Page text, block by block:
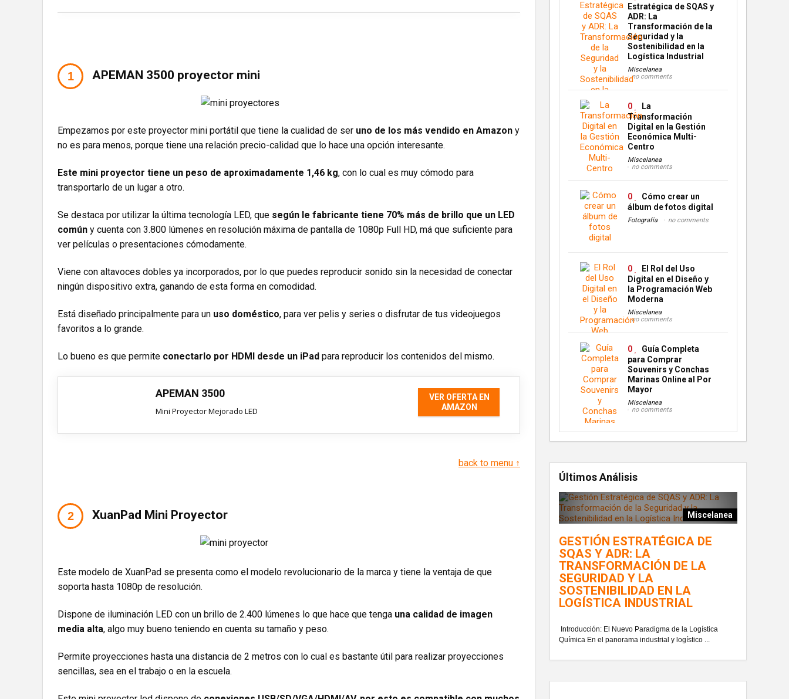
APEMAN 3500 proyector mini
Empezamos por este proyector mini portátil que tiene la cualidad de ser uno de los más vendido en Amazon y
no es para menos, porque tiene una relación precio-calidad que lo hace una opción interesante.
Este mini proyector tiene un peso de aproximadamente 1,46 kg, con lo cual es muy cómodo para
transportarlo de un lugar a otro.
Se destaca por utilizar la última tecnología LED, que según le fabricante tiene 70% más de brillo que un LED
común y cuenta con 3.800 lúmenes en resolución máxima de pantalla de 1080p Full HD, má que suficiente para
ver películas o presentaciones cómodamente.
Viene con altavoces dobles ya incorporados, por lo que puedes reproducir sonido sin la necesidad de conectar
ningún dispositivo extra, ganando de esta forma en comodidad.
Está diseñado principalmente para un uso doméstico, para ver pelis y series o disfrutar de tus videojuegos
favoritos a lo grande.
Lo bueno es que permite conectarlo por HDMI desde un iPad para reproducir los contenidos del mismo.
APEMAN 3500
Mini Proyector Mejorado LED
VER OFERTA EN
AMAZON
back to menu ↑
XuanPad Mini Proyector
Este modelo de XuanPad se presenta como el modelo revolucionario de la marca y tiene la ventaja de que
soporta hasta 1080p de resolución.
Dispone de iluminación LED con un brillo de 2.400 lúmenes lo que hace que tenga una calidad de imagen
media alta, algo muy bueno teniendo en cuenta su tamaño y peso.
Permite proyecciones hasta una distancia de 2 metros con lo cual es bastante útil para realizar proyecciones
sencillas, sea en el trabajo o en la escuela.
Estratégica de SQAS y
ADR: La
Transformación de la
Seguridad y la
Sostenibilidad en la
Logística Industrial
Miscelanea
no comments
0
La
Transformación
Digital en la Gestión
Económica Multi-
Centro
Miscelanea
no comments
0
Cómo crear un
álbum de fotos digital
Fotografía no comments
0
El Rol del Uso
Digital en el Diseño y
la Programación Web
Moderna
Miscelanea
no comments
0
Guía Completa
para Comprar
Souvenirs y Conchas
Marinas Online al Por
Mayor
Miscelanea
no comments
Últimos Análisis
Miscelanea
GESTIÓN ESTRATÉGICA DE
SQAS Y ADR: LA
TRANSFORMACIÓN DE LA
SEGURIDAD Y LA
SOSTENIBILIDAD EN LA
LOGÍSTICA INDUSTRIAL
Introducción: El Nuevo Paradigma de la Logística
Química En el panorama industrial y logístico ...